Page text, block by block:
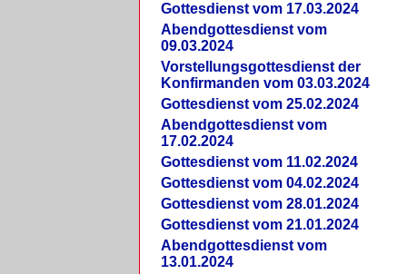
Gottesdienst vom 17.03.2024
Abendgottesdienst vom
09.03.2024
Vorstellungsgottesdienst der
Konfirmanden vom 03.03.2024
Gottesdienst vom 25.02.2024
Abendgottesdienst vom
17.02.2024
Gottesdienst vom 11.02.2024
Gottesdienst vom 04.02.2024
Gottesdienst vom 28.01.2024
Gottesdienst vom 21.01.2024
Abendgottesdienst vom
13.01.2024